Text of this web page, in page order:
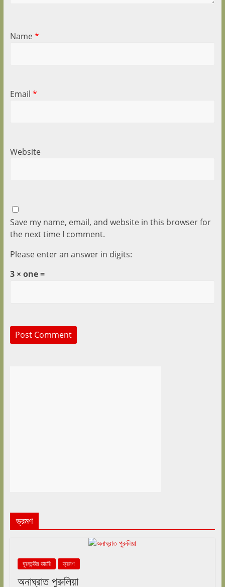
Name*
Email *
Website
Save my name, email, and website in this browser for
the next time I comment.
Please enter an answer in digits:
3 × one =
ভ্রমণ
ঘুরনচন্ডীর ডায়রি ভ্রমণ
অনাঘ্রাত পুরুলিয়া